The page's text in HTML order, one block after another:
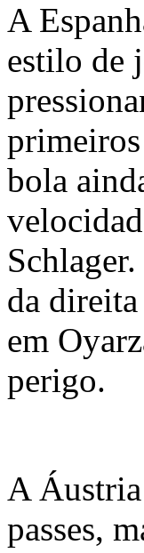
A
estilo de
bola
da
em
perigo.
A
passes,